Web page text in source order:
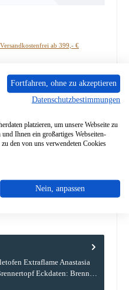
ab 399,- €
ein oder benutze die Schaltflächen um die
Extraflame Anastasia
Eckdaten: Brenn…
Fortfahren, ohne zu akzeptieren
Datenschutzbestimmungen
platzieren, um unsere Webseite zu
Ihnen ein großartiges Webseiten-
den von uns verwendeten Cookies
Nein, anpassen